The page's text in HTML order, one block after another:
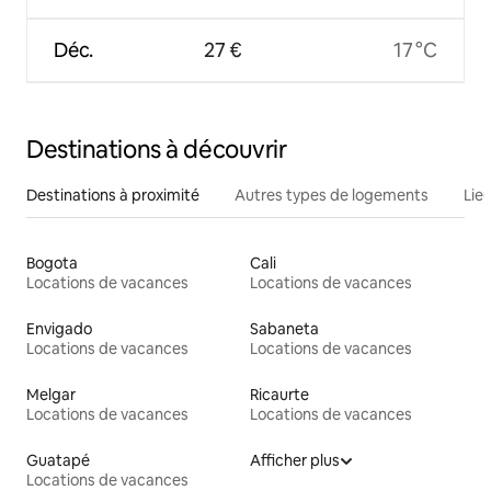
Déc. 27 € 17 °C
Destinations à découvrir
Destinations à proximité Autres types de logements
Bogota
Locations de vacances
Cali
Locations de vacances
Envigado
Locations de vacances
Sabaneta
Locations de vacances
Melgar
Locations de vacances
Ricaurte
Locations de vacances
Guatapé
Locations de vacances
Afficher plus